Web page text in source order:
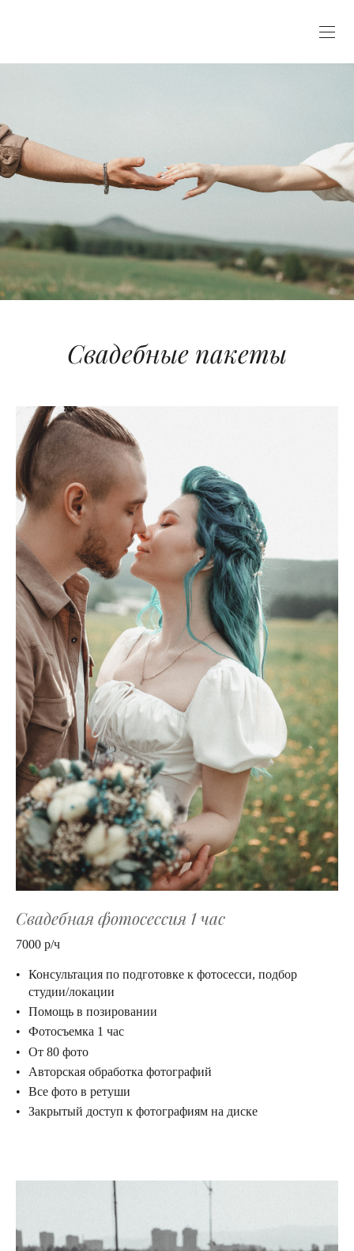
Свадебные пакеты
Свадебная фотосессия 1 час
7000 р/ч
Консультация по подготовке к фотосесси, подбор
студии/локации
Помощь в позировании
Фотосъемка 1 час
От 80 фото
Авторская обработка фотографий
Все фото в ретуши
Закрытый доступ к фотографиям на диске